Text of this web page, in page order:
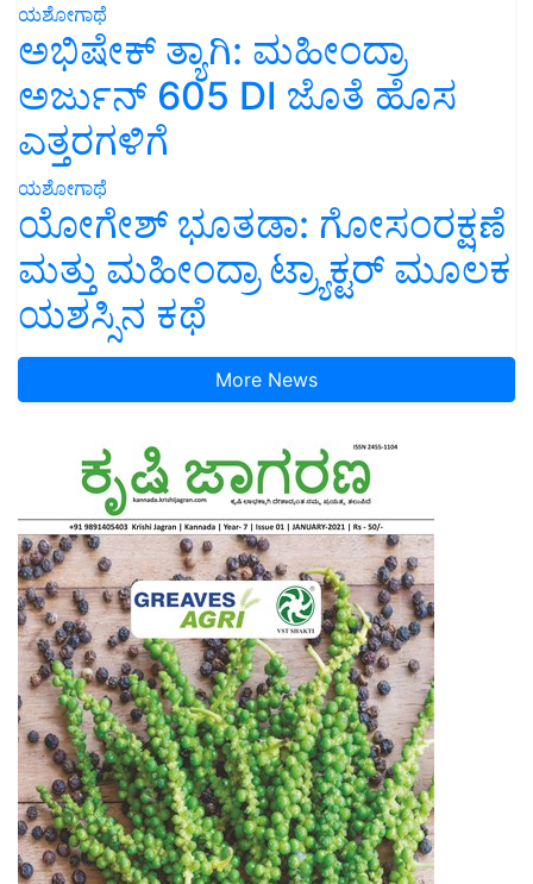
ಯಶೋಗಾಥೆ
ಅಭಿಷೇಕ್ ತ್ಯಾಗಿ: ಮಹೀಂದ್ರಾ
ಅರ್ಜುನ್ 605 DI ಜೊತೆ ಹೊಸ
ಎತ್ತರಗಳಿಗೆ
ಯಶೋಗಾಥೆ
ಯೋಗೇಶ್ ಭೂತಡಾ: ಗೋಸಂರಕ್ಷಣೆ
ಮತ್ತು ಮಹೀಂದ್ರಾ ಟ್ರ್ಯಾಕ್ಟರ್ ಮೂಲಕ
ಯಶಸ್ಸಿನ ಕಥೆ
More News